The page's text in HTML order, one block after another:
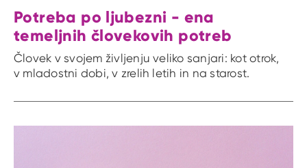
Potreba po ljubezni - ena
temeljnih človekovih potreb
Človek v svojem življenju veliko sanjari: kot otrok,
v mladostni dobi, v zrelih letih in na starost.